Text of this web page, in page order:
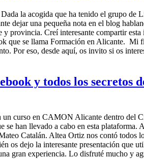
la acogida que ha tenido el grupo
dejar una pequeña nota en el blog
y provincia. Creí interesante compartir
que se llama Formación en Alicante. Mi
Por eso, desde aquí, os invito si os
y todos los secretos
curso en CAMON Alicante dentro del
se han llevado a cabo en esta
Catalán. Altea Ortiz nos contó todos
os dejo la interesante presentación que
gran experiencia. Lo disfruté mucho y